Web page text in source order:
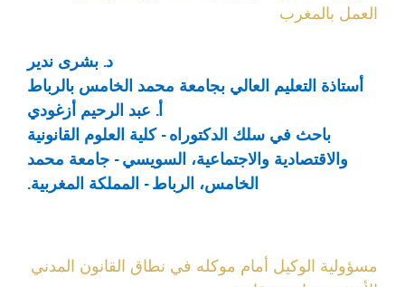
العمل بالمغرب
د. بشرى ندير
أستاذة التعليم العالي بجامعة محمد الخامس بالرباط
أ. عبد الرحيم أزغودي
باحث في سلك الدكتوراه - كلية العلوم القانونية
والاقتصادية والاجتماعية، السويسي - جامعة محمد
الخامس، الرباط - المملكة المغربية.
مسؤولية الوكيل أمام موكله في نطاق القانون المدني